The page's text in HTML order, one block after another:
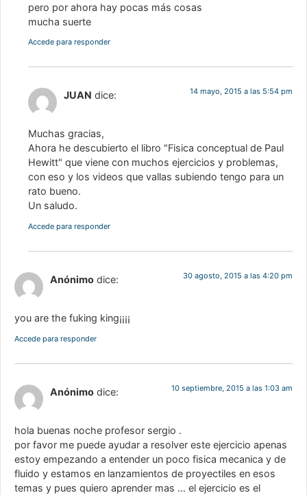
pero por ahora hay pocas más cosas
mucha suerte
Accede para responder
JUAN dice: 14 mayo, 2015 a las 5:54 pm
Muchas gracias,
Ahora he descubierto el libro "Fisica conceptual de Paul
Hewitt" que viene con muchos ejercicios y problemas,
con eso y los videos que vallas subiendo tengo para un
rato bueno.
Un saludo.
Accede para responder
Anónimo dice: 30 agosto, 2015 a las 4:20 pm
you are the fuking king¡¡¡¡
Accede para responder
Anónimo dice: 10 septiembre, 2015 a las 1:03 am
hola buenas noche profesor sergio .
por favor me puede ayudar a resolver este ejercicio apenas
estoy empezando a entender un poco fisica mecanica y de
fluido y estamos en lanzamientos de proyectiles en esos
temas y pues quiero aprender mas … el ejercicio es el